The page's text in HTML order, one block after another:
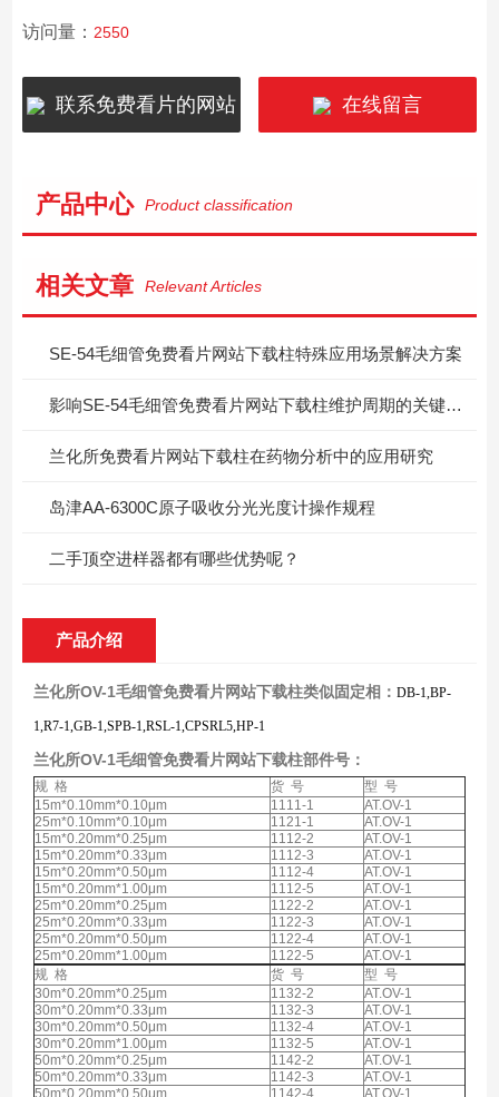
访问量： 2550
联系免费看片的网站 在线留言
产品中心 Product classification
相关文章 Relevant Articles
SE-54毛细管免费看片网站下载柱特殊应用场景解决方案
影响SE-54毛细管免费看片网站下载柱维护周期的关键因素
兰化所免费看片网站下载柱在药物分析中的应用研究
岛津AA-6300C原子吸收分光光度计操作规程
二手顶空进样器都有哪些优势呢？
产品介绍
兰化所OV-1毛细管免费看片网站下载柱类似固定相： DB-1,BP-
1,R7-1,GB-1,SPB-1,RSL-1,CPSRL5,HP-1
兰化所OV-1毛细管免费看片网站下载柱部件号：
规 格 货 号
型 号
15m*0.10mm*0.10μm
1111-1
AT.OV-1
25m*0.10mm*0.10μm
1121-1
AT.OV-1
15m*0.20mm*0.25μm
1112-2
AT.OV-1
15m*0.20mm*0.33μm
1112-3
AT.OV-1
15m*0.20mm*0.50μm
1112-4
AT.OV-1
15m*0.20mm*1.00μm
1112-5
AT.OV-1
25m*0.20mm*0.25μm
1122-2
AT.OV-1
25m*0.20mm*0.33μm
1122-3
AT.OV-1
25m*0.20mm*0.50μm
1122-4
AT.OV-1
25m*0.20mm*1.00μm
1122-5
AT.OV-1
规 格
货 号
型 号
30m*0.20mm*0.25μm
1132-2
AT.OV-1
30m*0.20mm*0.33μm
1132-3
AT.OV-1
30m*0.20mm*0.50μm
1132-4
AT.OV-1
30m*0.20mm*1.00μm
1132-5
AT.OV-1
50m*0.20mm*0.25μm
1142-2
AT.OV-1
50m*0.20mm*0.33μm
1142-3
AT.OV-1
50m*0.20mm*0.50μm
1142-4 AT.OV-1